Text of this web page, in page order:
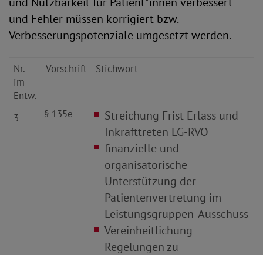
und Fehler müssen korrigiert bzw.
Verbesserungspotenziale umgesetzt werden.
Nr.
im
Entw.
Vorschrift Stichwort
3 § 135e
Streichung Frist Erlass und
Inkrafttreten LG-RVO
finanzielle und
organisatorische
Unterstützung der
Patientenvertretung im
Leistungsgruppen-Ausschuss
Vereinheitlichung
Regelungen zu